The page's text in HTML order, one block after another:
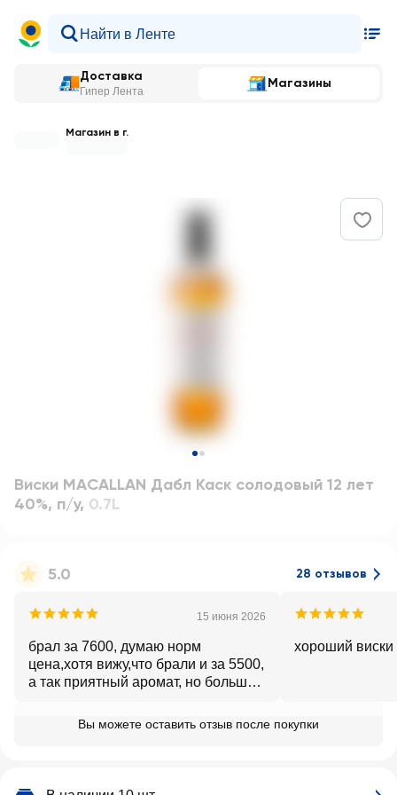
Доставка
Гипер Лента
Магазины
Магазин в г.
Виски MACALLAN Дабл Каск солодовый 12 лет
40%, п/у, 0.7L
5.0 28 отзывов
15 июня 2026
брал за 7600, думаю норм
цена,хотя вижу,что брали и за 5500,
а так приятный аромат, но больше
скидкам думаю стоит брать.
хороший виски
Вы можете оставить отзыв после покупки